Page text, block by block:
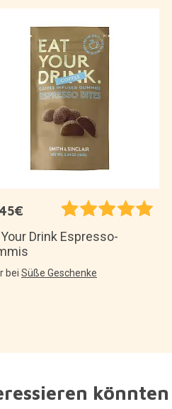
Drink Espresso-
bei Süße Geschenke
könnten